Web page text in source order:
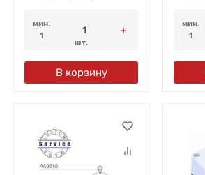
мин.
1
шт.
В корзину
мин.
1